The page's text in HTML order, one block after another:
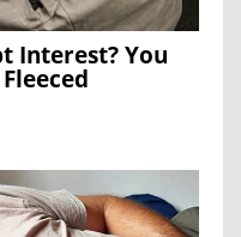
Interest? You